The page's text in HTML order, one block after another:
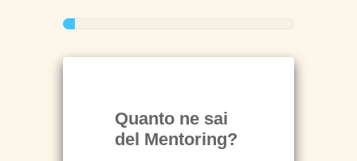
Quanto ne sai
del Mentoring?